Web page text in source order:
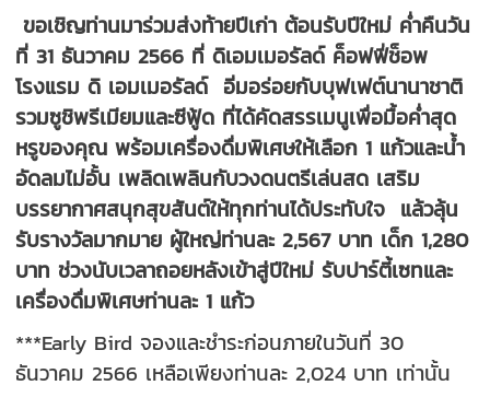
ขอเชิญท่านมาร่วมส่งท้ายปีเก่า ต้อนรับปีใหม่ ค่ำคืนวัน
ที่ 31 ธันวาคม 2566 ที่ ดิเอมเมอรัลด์ ค็อฟฟี่ช็อพ
โรงแรม ดิ เอมเมอรัลด์ อิ่มอร่อยกับบุฟเฟต์นานาชาติ
รวมซูชิพรีเมียมและซีฟู้ด ที่ได้คัดสรรเมนูเพื่อมื้อค่ำสุด
หรูของคุณ พร้อมเครื่องดื่มพิเศษให้เลือก 1 แก้วและน้ำ
อัดลมไม่อั้น เพลิดเพลินกับวงดนตรีเล่นสด เสริม
บรรยากาศสนุกสุขสันต์ให้ทุกท่านได้ประทับใจ แล้วลุ้น
รับรางวัลมากมาย ผู้ใหญ่ท่านละ 2,567 บาท เด็ก 1,280
บาท ช่วงนับเวลาถอยหลังเข้าสู่ปีใหม่ รับปาร์ตี้เซทและ
เครื่องดื่มพิเศษท่านละ 1 แก้ว
***Early Bird จองและชำระก่อนภายในวันที่ 30
ธันวาคม 2566 เหลือเพียงท่านละ 2,024 บาท เท่านั้น